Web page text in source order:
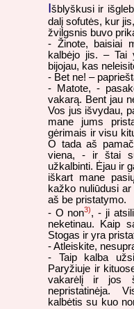
Išblyškusi ir
dalį sofutės, kur
žvilgsnis buvo
- Žinote, baisiai
kalbėjo jis. – Tai
bijojau, kas
- Bet ne! –
- Matote, -
vakarą. Bent jau
Vos jus išvydau,
mane jums
gėrimais ir visu
O tada aš
viena, - ir štai
užkalbinti. Ėjau ir
iškart mane
kažko nuliūdusi
aš be pristatymo.
- O non3), - ji
neketinau. Kaip
Stogas ir yra
- Atleiskite,
- Taip kalba
Paryžiuje ir
vakarėlį ir jos
nepristatinėja.
kalbėtis su kuo